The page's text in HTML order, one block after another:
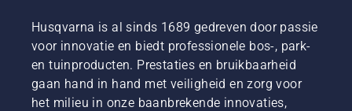
Husqvarna is al sinds 1689 gedreven door passie
voor innovatie en biedt professionele bos-, park-
en tuinproducten. Prestaties en bruikbaarheid
gaan hand in hand met veiligheid en zorg voor
het milieu in onze baanbrekende innovaties,